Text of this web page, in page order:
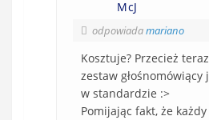
McJ
odpowiadamariano
Kosztuje? Przecież
zestaw
w standardzie :>
Pomijając fakt, że